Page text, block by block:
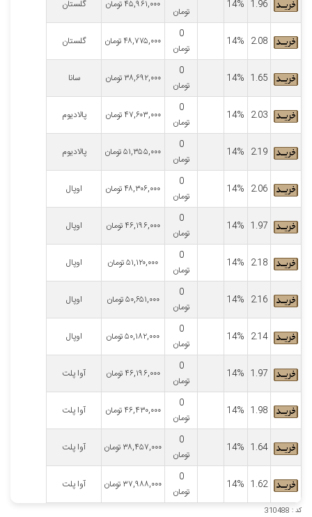
1.96
14%
تومان
۴۵,۹۶۱,۰۰۰ تومان گلستان
2.08
14%
0
تومان
۴۸,۷۷۵,۰۰۰ تومان گلستان
1.65
14%
0
تومان
۳۸,۶۹۲,۰۰۰ تومان سانا
2.03
14%
0
تومان
۴۷,۶۰۳,۰۰۰ تومان پالادیوم
2.19
14%
0
تومان
۵۱,۳۵۵,۰۰۰تومان پالادیوم
2.06
14%
0
تومان
۴۸,۳۰۶,۰۰۰ تومان اوپال
1.97
14%
0
تومان
۴۶,۱۹۶,۰۰۰ تومان اوپال
2.18
14%
0
تومان
۵۱,۱۲۰,۰۰۰تومان اوپال
2.16
14%
0
تومان
۵۰,۶۵۱,۰۰۰تومان اوپال
2.14
14%
0
تومان
۵۰,۱۸۲,۰۰۰تومان اوپال
1.97
14%
0
تومان
۴۶,۱۹۶,۰۰۰ تومان آوا پلت
1.98
14%
0
تومان
۴۶,۴۳۰,۰۰۰ تومان آوا پلت
1.64
14%
0
تومان
۳۸,۴۵۷,۰۰۰ تومان آوا پلت
1.62
14%
0
تومان
۳۷,۹۸۸,۰۰۰ تومان آوا پلت
کد : 310488